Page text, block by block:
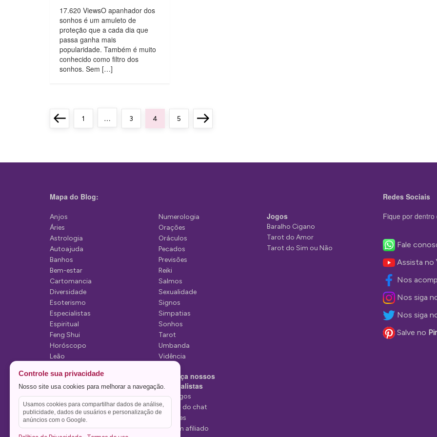
17.620 ViewsO apanhador dos
sonhos é um amuleto de
proteção que a cada dia que
passa ganha mais
popularidade. Também é muito
conhecido como filtro dos
sonhos. Sem […]
P
a
i
a
ç
ã
o
d
e
p
o
s
t
s
PreviousPage
1 … Page
3 Page
4 Page
5 Next
Mapa do Blog:
Anjos
Áries
Astrologia
Autoajuda
Banhos
Bem-estar
Cartomancia
Diversidade
Esoterismo
Especialistas
Espiritual
Feng Shui
Horóscopo
Leão
Mediunidade
Mensagens
Numerologia
Orações
Oráculos
Pecados
Previsões
Reiki
Salmos
Sexualidade
Signos
Simpatias
Sonhos
Tarot
Umbanda
Vidência
Conheça nossos
Especialistas
Tarólogos
Estelas do chat
Videntes
Seja um afiliado
Jogos
Baralho Cigano
Tarot do Amor
Tarot do Sim ou Não
Redes Sociais
Fique por
Fale
Assista no
Nos
Nos siga
Nos siga
Salve no
Controle sua privacidade
Nosso site usa cookies para melhorar a navegação.
Usamos cookies para compartilhar dados de análise,
publicidade, dados de usuários e personalização de
anúncios com o Google.